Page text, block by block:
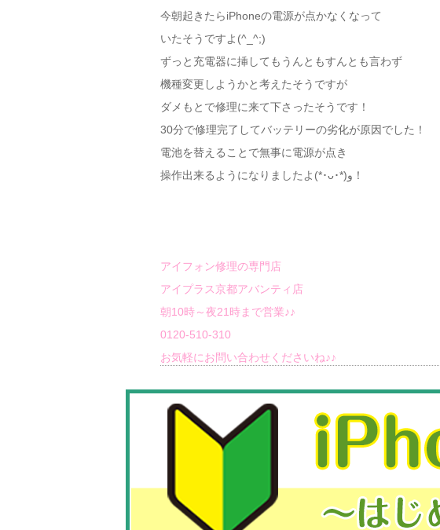
今朝起きたらiPhoneの電源が点かなくなって
いたそうですよ(^_^;)
ずっと充電器に挿してもうんともすんとも言わず
機種変更しようかと考えたそうですが
ダメもとで修理に来て下さったそうです！
30分で修理完了してバッテリーの劣化が原因でした！
電池を替えることで無事に電源が点き
操作出来るようになりましたよ(*･ᴗ･*)و！
アイフォン修理の専門店
アイプラス京都アバンティ店
朝10時～夜21時まで営業♪♪
0120-510-310
お気軽にお問い合わせくださいね♪♪